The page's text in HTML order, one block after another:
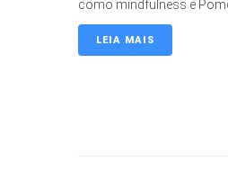
como mindfulness e
LEIA MAIS